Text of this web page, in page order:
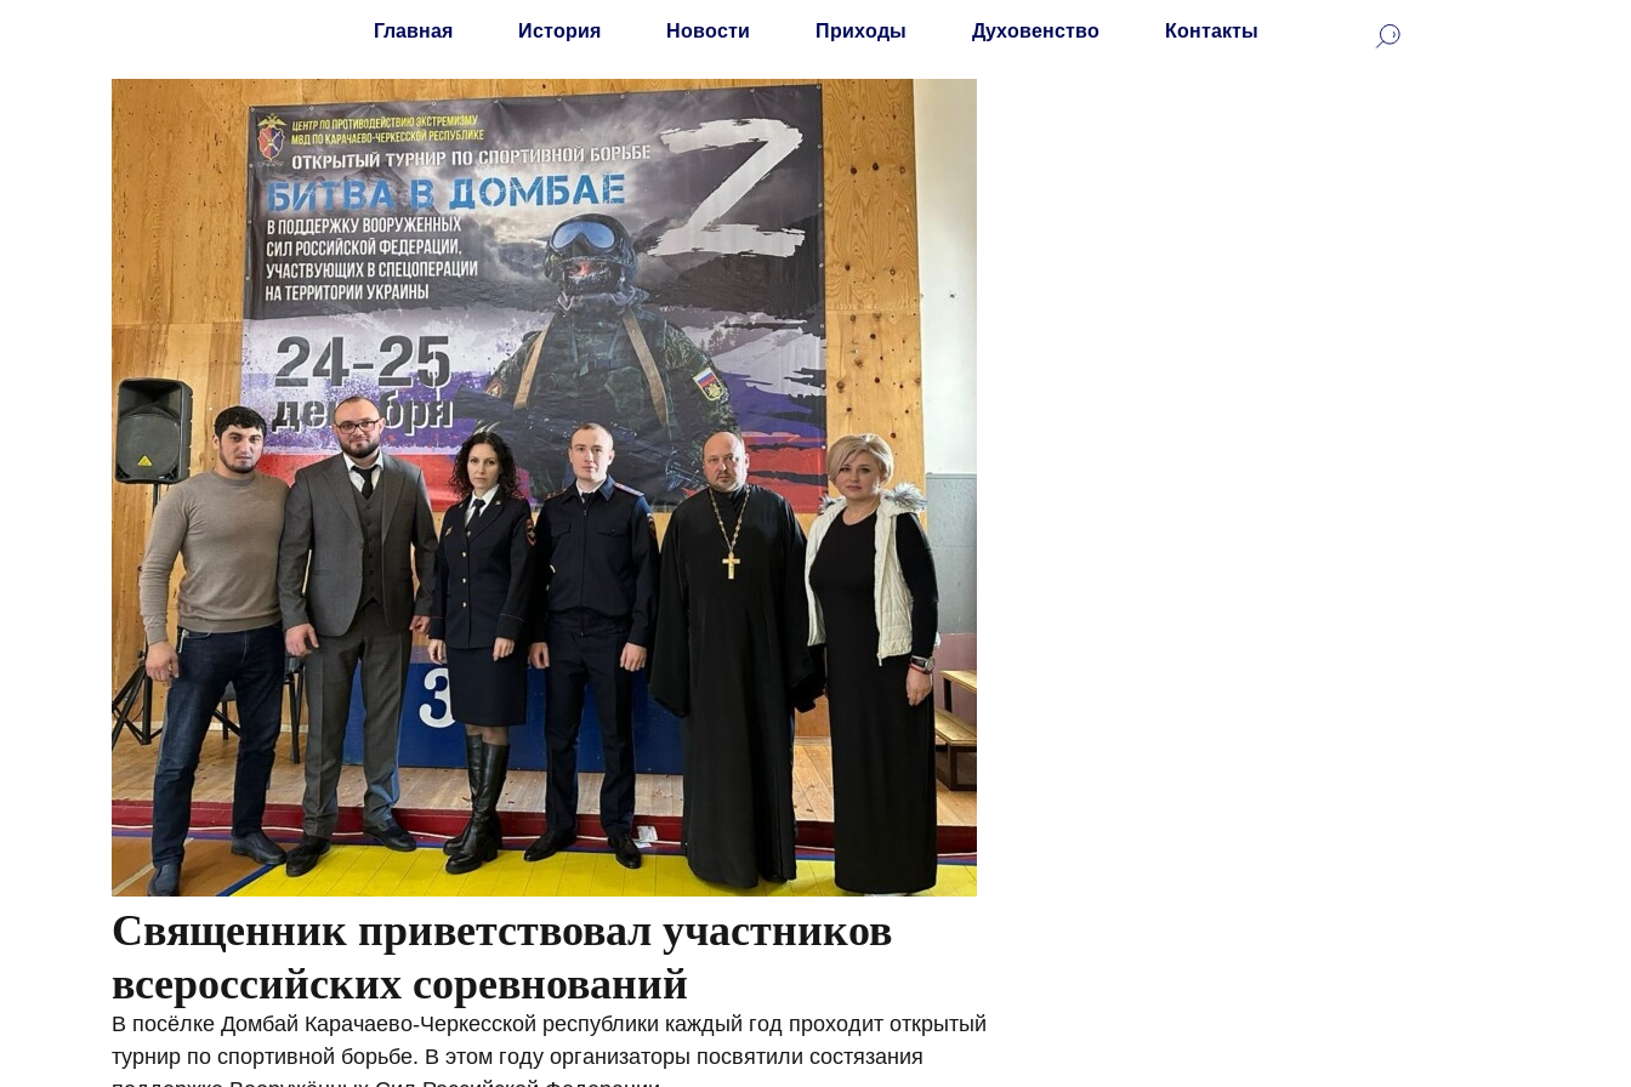
Главная История Новости Приходы Духовенство Контакты
Священник приветствовал участников
всероссийских соревнований
В посёлке Домбай Карачаево-Черкесской республики каждый год проходит открытый
турнир по спортивной борьбе. В этом году организаторы посвятили состязания